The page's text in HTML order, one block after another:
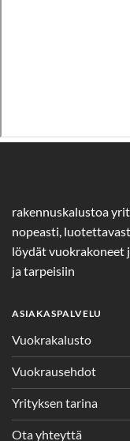
rakennuskalustoa
nopeasti,
löydät vuokrakoneet
ja tarpeisiin
ASIAKASPALVELU
Vuokrakalusto
Vuokrausehdot
Yrityksen tarina
Ota yhteyttä